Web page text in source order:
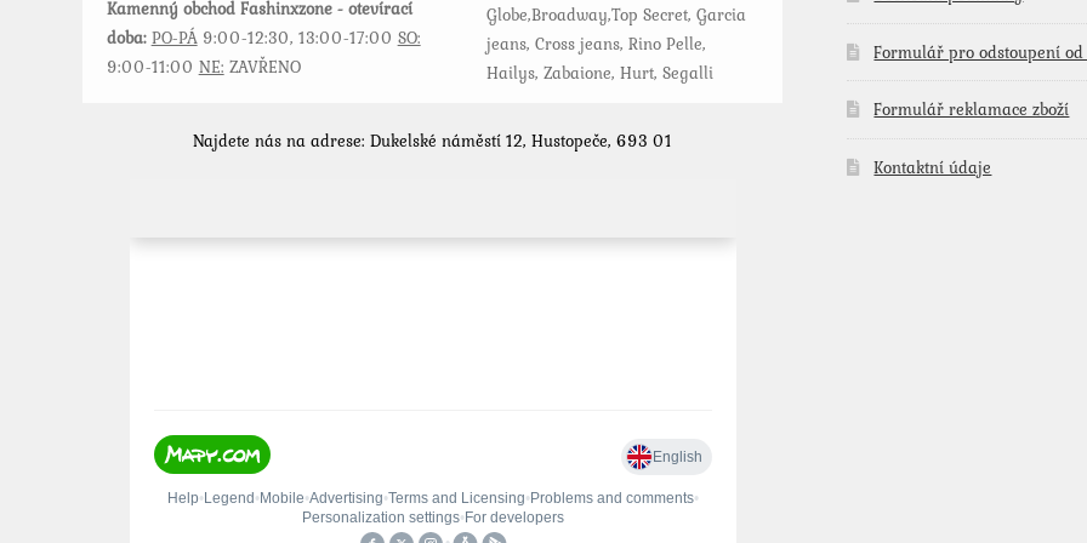
Kamenný obchod Fashinxzone - otevírací
doba: PO-PÁ9:00-12:30, 13:00-17:00 SO:
9:00-11:00 NE: ZAVŘENO
Globe,Broadway,Top Secret, Garcia
jeans, Cross jeans, Rino Pelle,
Hailys, Zabaione, Hurt, Segalli
Najdete nás na adrese: Dukelské náměstí 12, Hustopeče, 693 01
Formulář pro odstoupení
Formulář reklamace zboží
Kontaktní údaje